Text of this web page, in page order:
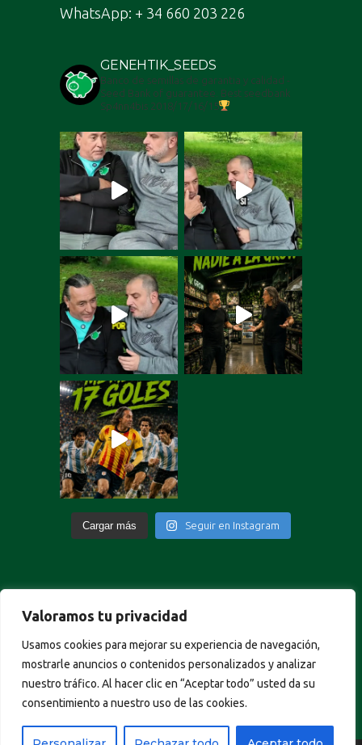
Valoramos tu privacidad
Usamos cookies para mejorar su experiencia de navegación,
mostrarle anuncios o contenidos personalizados y analizar
nuestro tráfico. Al hacer clic en “Aceptar todo” usted da su
consentimiento a nuestro uso de las cookies.
WhatsApp: + 34 660 203 226
GENEHTIK_SEEDS
Banco de semillas de garantia y calidad -
Seed Bank of guarantee. Best seedbank
Sp4nn4bis 2018/17/16/15
Cargar más Seguir en Instagram
English
French
Italian
German